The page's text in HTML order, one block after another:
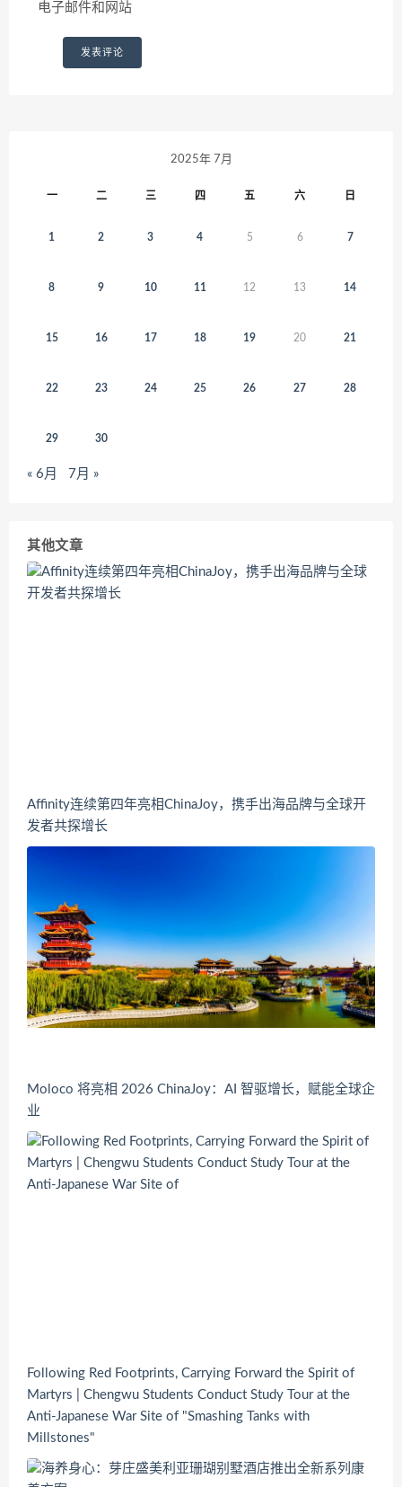
电子邮件和网站
2025年 7月
一 二 三 四 五 六 日
1 2 3 4 5 6 7
8 9 10 11 12 13 14
15 16 17 18 19 20 21
22 23 24 25 26 27 28
29 30
« 6月 7月 »
其他文章
Affinity连续第四年亮相ChinaJoy，携手出海品牌与全球开
发者共探增长
Moloco 将亮相 2026 ChinaJoy：AI 智驱增长，赋能全球企
业
Following Red Footprints, Carrying Forward the Spirit of
Martyrs | Chengwu Students Conduct Study Tour at the
Anti-Japanese War Site of "Smashing Tanks with
Millstones"